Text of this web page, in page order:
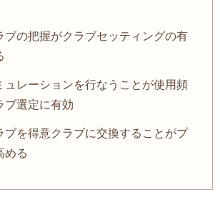
ブの把握がクラブセッティングの有
ュレーションを行なうことが使用頻
ブ選定に有効
ブを得意クラブに交換することがプ
める